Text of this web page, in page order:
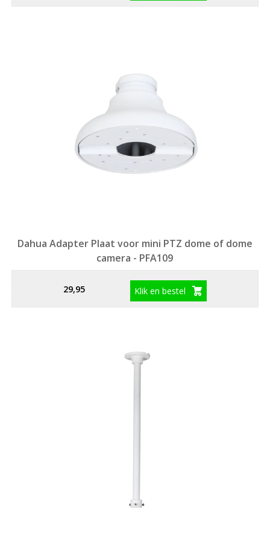
Dahua Adapter Plaat voor mini PTZ dome of dome
camera - PFA109
29,95 Klik en bestel